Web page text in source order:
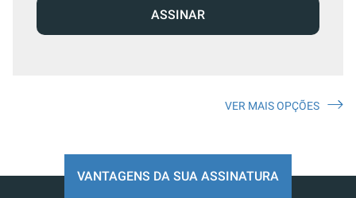
ASSINAR
VER MAIS OPÇÕES
VANTAGENS DA SUA ASSINATURA